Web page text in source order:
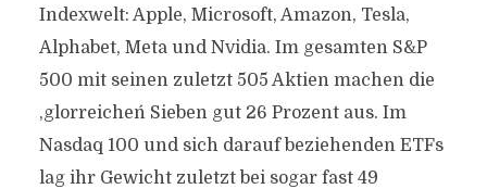
Indexwelt: Apple, Microsoft, Amazon, Tesla,
Alphabet, Meta und Nvidia. Im gesamten S&P
500 mit seinen zuletzt 505 Aktien machen die
,glorreichen´ Sieben gut 26 Prozent aus. Im
Nasdaq 100 und sich darauf beziehenden ETFs
lag ihr Gewicht zuletzt bei sogar fast 49